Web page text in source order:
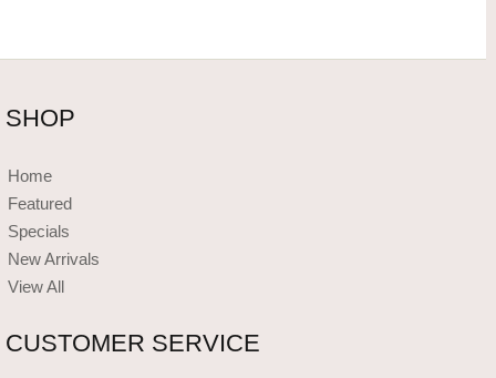
SHOP
Home
Featured
Specials
New Arrivals
View All
CUSTOMER SERVICE